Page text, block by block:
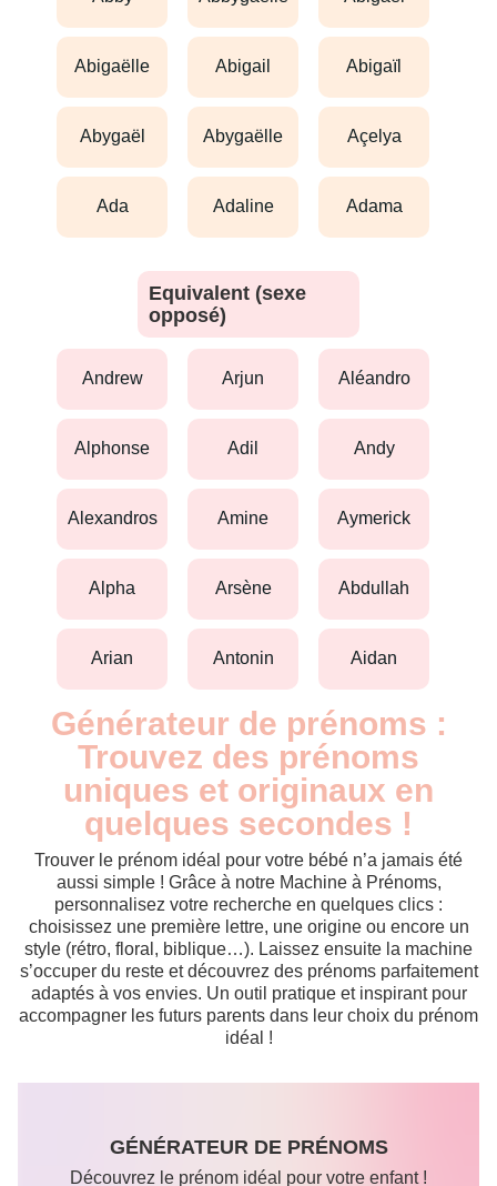
abigaëlle abigail abigaïl
abygaël abygaëlle açelya
ada adaline adama
Equivalent (sexe
opposé)
andrew arjun aléandro
alphonse adil andy
alexandros amine aymerick
alpha arsène abdullah
arian antonin aidan
Générateur de prénoms :
Trouvez des prénoms
uniques et originaux en
quelques secondes !
Trouver le prénom idéal pour votre bébé n’a jamais été
aussi simple ! Grâce à notre Machine à Prénoms,
personnalisez votre recherche en quelques clics :
choisissez une première lettre, une origine ou encore un
style (rétro, floral, biblique…). Laissez ensuite la machine
s’occuper du reste et découvrez des prénoms parfaitement
adaptés à vos envies. Un outil pratique et inspirant pour
accompagner les futurs parents dans leur choix du prénom
idéal !
GÉNÉRATEUR DE PRÉNOMS
Découvrez le prénom idéal pour votre enfant !